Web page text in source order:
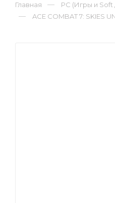
Главная PC (Игры и
ACE COMBAT 7: SKIES